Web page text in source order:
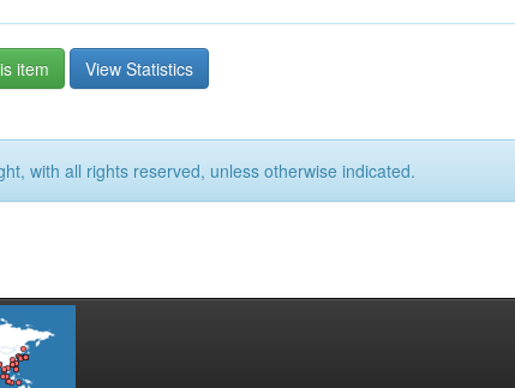
item View Statistics
with all rights reserved, unless otherwise indicated.